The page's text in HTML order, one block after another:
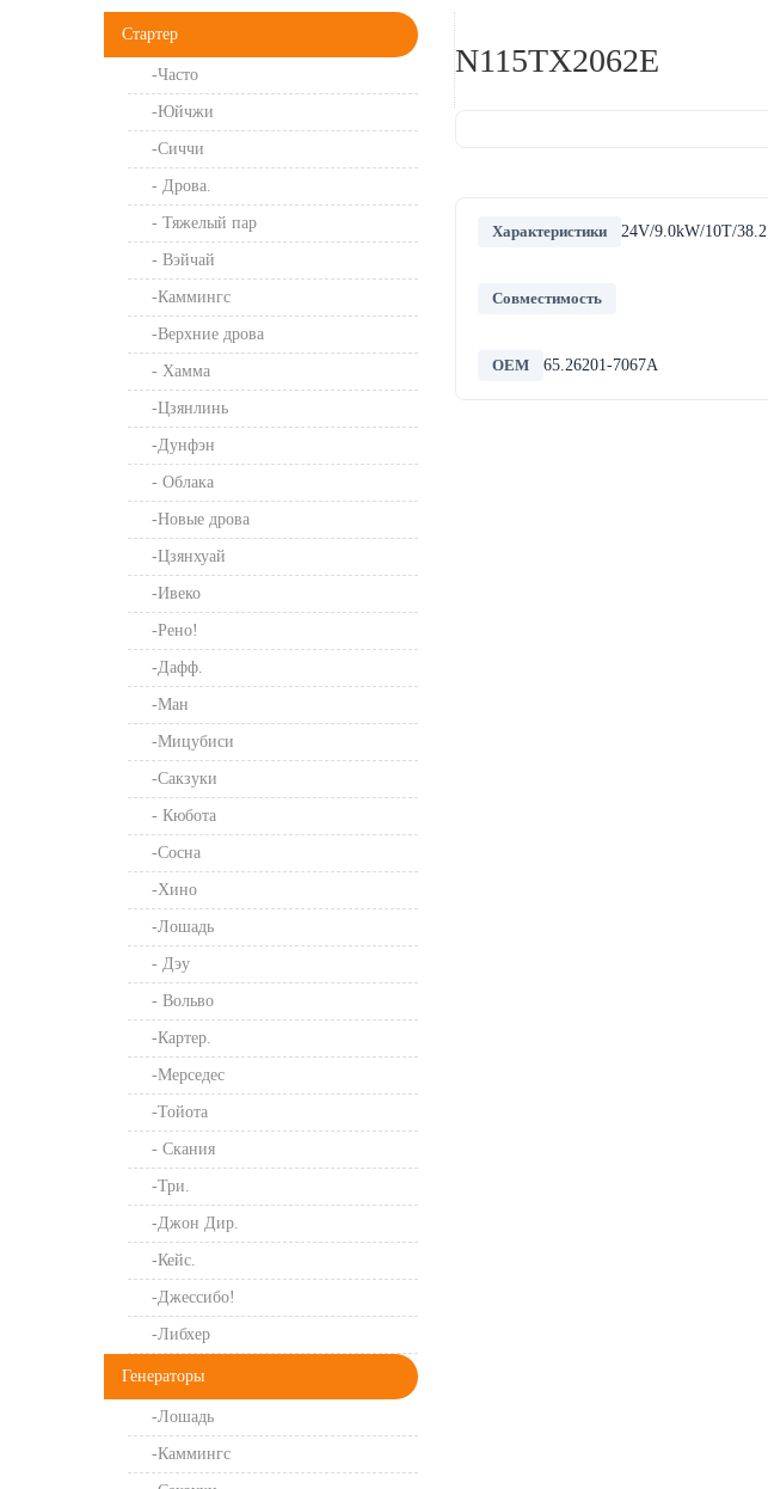
Стартер
-Часто
-Юйчжи
-Сиччи
- Дрова.
- Тяжелый пар
- Вэйчай
-Каммингс
-Верхние дрова
- Хамма
-Цзянлинь
-Дунфэн
- Облака
-Новые дрова
-Цзянхуай
-Ивеко
-Рено!
-Дафф.
-Ман
-Мицубиси
-Сакзуки
- Кюбота
-Сосна
-Хино
-Лошадь
- Дэу
- Вольво
-Картер.
-Мерседес
-Тойота
- Скания
-Три.
-Джон Дир.
-Кейс.
-Джессибо!
-Либхер
Генераторы
-Лошадь
-Каммингс
N115TX2062E
Характеристики 24V/9.0kW/10T/38.2
Совместимость
OEM 65.26201-7067A